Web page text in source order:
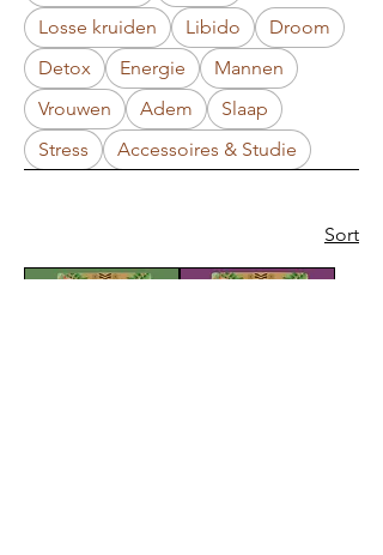
Losse kruiden
Libido
Droom
Detox
Energie
Mannen
Vrouwen
Adem
Slaap
Stress
Accessoires & Studie
Sort